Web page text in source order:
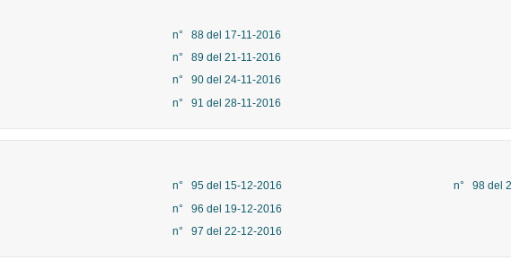
n° 88 del 17-11-2016
n° 89 del 21-11-2016
n° 90 del 24-11-2016
n° 91 del 28-11-2016
n° 95 del 15-12-2016
n° 96 del 19-12-2016
n° 97 del 22-12-2016
n° 98 del